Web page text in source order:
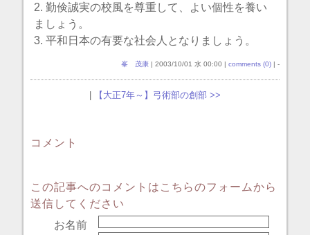
2. 勤倹誠実の校風を尊重して、よい個性を養い
ましょう。
3. 平和日本の有要な社会人となりましょう。
峯 茂康 | 2003/10/01 水 00:00 | comments (0) | -
| 【大正7年～】弓術部の創部 >>
コメント
この記事へのコメントはこちらのフォームから
送信してください
お名前